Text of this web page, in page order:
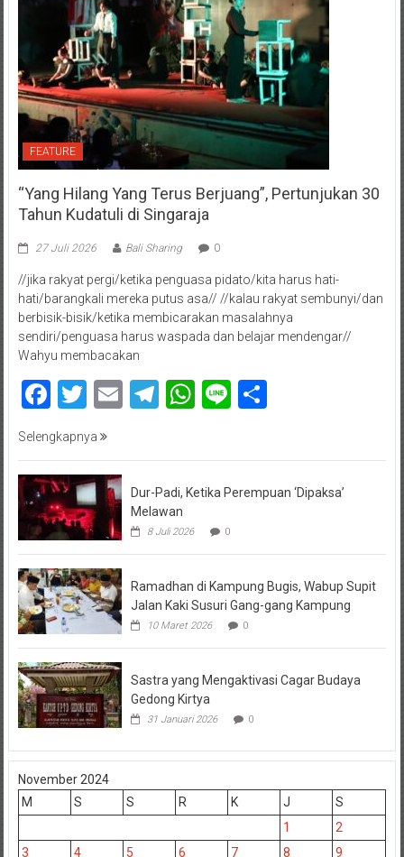
FEATURE
“Yang Hilang Yang Terus Berjuang”, Pertunjukan 30
Tahun Kudatuli di Singaraja
27 Juli 2026 Bali Sharing 0
//jika rakyat pergi/ketika penguasa pidato/kita harus hati-
hati/barangkali mereka putus asa// //kalau rakyat sembunyi/dan
berbisik-bisik/ketika membicarakan masalahnya
sendiri/penguasa harus waspada dan belajar mendengar//
Wahyu membacakan
Facebook
Twitter
EmailTelegram
WhatsApp
LineShare
Selengkapnya
Dur-Padi, Ketika Perempuan ‘Dipaksa’
Melawan
8 Juli 2026 0
Ramadhan di Kampung Bugis, Wabup Supit
Jalan Kaki Susuri Gang-gang Kampung
10 Maret 2026 0
Sastra yang Mengaktivasi Cagar Budaya
Gedong Kirtya
31 Januari 2026 0
November 2024
M
S S R K J
S
1
2
3
4 5 6 7 8 9